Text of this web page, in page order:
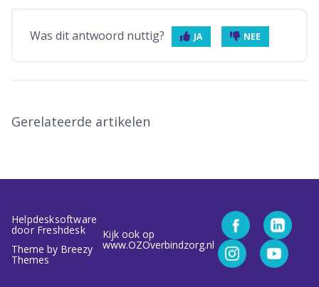
Was dit antwoord nuttig? JA NEE
Gerelateerde artikelen
Helpdesksoftware
door Freshdesk
Theme by Breezy
Themes
Kijk ook op
www.OZOverbindzorg.nl